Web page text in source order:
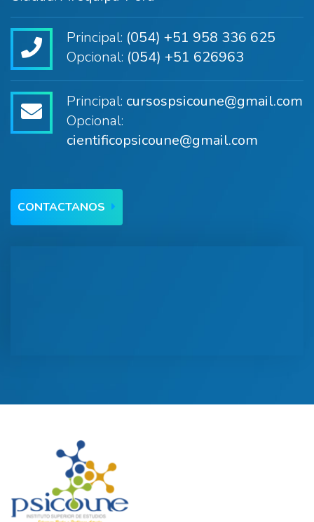
Principal: (054) +51 958 336 625
Opcional: (054) +51 626963
Principal: cursospsicoune@gmail.com
Opcional:
cientificopsicoune@gmail.com
CONTACTANOS